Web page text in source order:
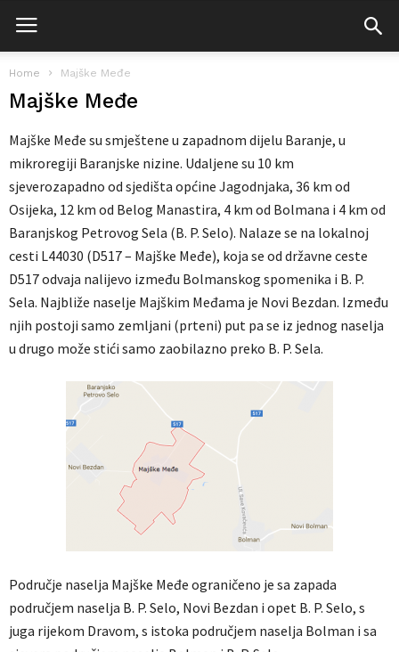
Home Majške Međe
Majške Međe
Majške Međe su smještene u zapadnom dijelu Baranje, u
mikroregiji Baranjske nizine. Udaljene su 10 km
sjeverozapadno od sjedišta općine Jagodnjaka, 36 km od
Osijeka, 12 km od Belog Manastira, 4 km od Bolmana i 4 km od
Baranjskog Petrovog Sela (B. P. Selo). Nalaze se na lokalnoj
cesti L44030 (D517 – Majške Međe), koja se od državne ceste
D517 odvaja nalijevo između Bolmanskog spomenika i B. P.
Sela. Najbliže naselje Majškim Međama je Novi Bezdan. Između
njih postoji samo zemljani (prteni) put pa se iz jednog naselja
u drugo može stići samo zaobilazno preko B. P. Sela.
Područje naselja Majške Međe ograničeno je sa zapada
područjem naselja B. P. Selo, Novi Bezdan i opet B. P. Selo, s
juga rijekom Dravom, s istoka područjem naselja Bolman i sa